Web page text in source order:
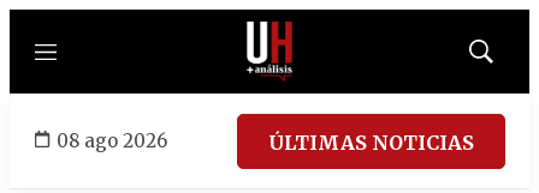
Menú
Mostrar
08 ago 2026 ÚLTIMAS NOTICIAS